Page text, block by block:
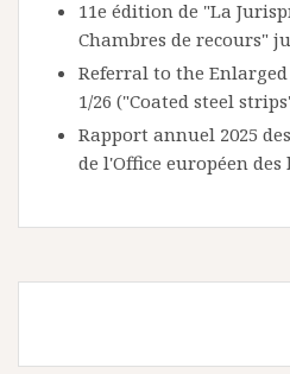
11e édition de "La
Chambres de recours"
Referral to the
1/26 ("Coated steel
Rapport annuel 2025
de l'Office européen des